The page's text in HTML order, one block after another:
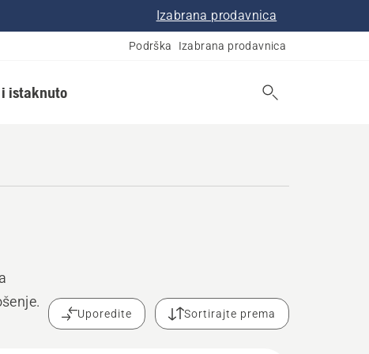
Izabrana prodavnica
Podrška Izabrana prodavnica
i istaknuto
Uporedite Sortirajte prema